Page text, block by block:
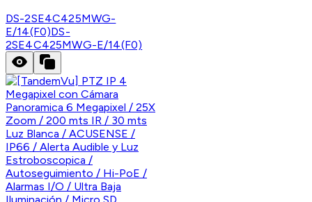
DS-2SE4C425MWG-
E/14(F0)DS-
2SE4C425MWG-E/14(F0)